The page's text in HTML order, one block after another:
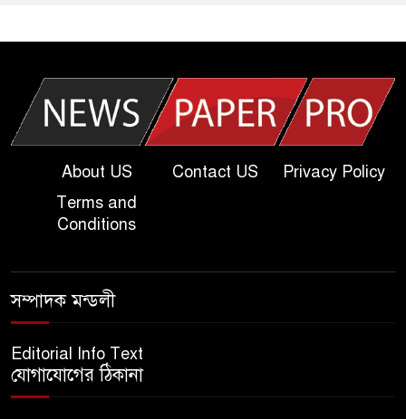
| Today Dakhil Exam
খুবি সি ইউনিট ভর্তি পরীক্ষার প্রশ্ন
২০২৫ | KU C Unit Admission
Question
About US Contact US
Privacy Policy
Terms and
Conditions
সম্পাদক মন্ডলী
Editorial Info Text
যোগাযোগের ঠিকানা